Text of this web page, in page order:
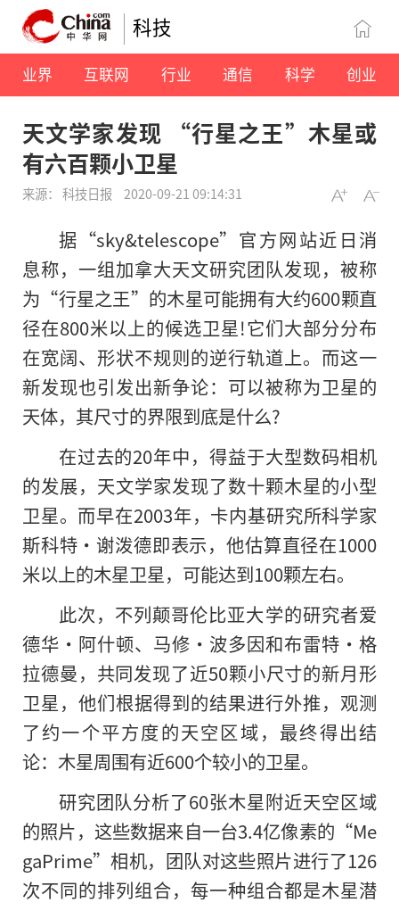
科技
业界 互联网 行业 通信 科学 创业
天文学家发现 “行星之王”木星或
有六百颗小卫星
来源： 科技日报 2020-09-21 09:14:31
据“sky&telescope”官方网站近日消
息称，一组加拿大天文研究团队发现，被称
为“行星之王”的木星可能拥有大约600颗直
径在800米以上的候选卫星!它们大部分分布
在宽阔、形状不规则的逆行轨道上。而这一
新发现也引发出新争论：可以被称为卫星的
天体，其尺寸的界限到底是什么?
在过去的20年中，得益于大型数码相机
的发展，天文学家发现了数十颗木星的小型
卫星。而早在2003年，卡内基研究所科学家
斯科特·谢泼德即表示，他估算直径在1000
米以上的木星卫星，可能达到100颗左右。
此次，不列颠哥伦比亚大学的研究者爱
德华·阿什顿、马修·波多因和布雷特·格
拉德曼，共同发现了近50颗小尺寸的新月形
卫星，他们根据得到的结果进行外推，观测
了约一个平方度的天空区域，最终得出结
论：木星周围有近600个较小的卫星。
研究团队分析了60张木星附近天空区域
的照片，这些数据来自一台3.4亿像素的“Me
gaPrime”相机，团队对这些照片进行了126
次不同的排列组合，每一种组合都是木星潜